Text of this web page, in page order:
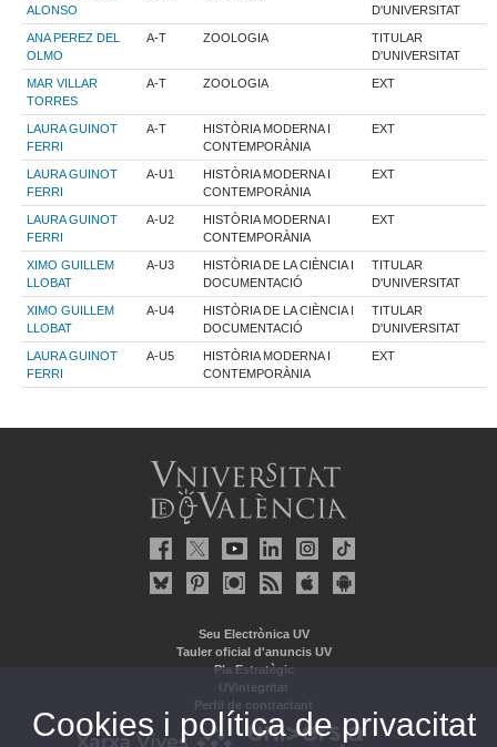
ALONSO
D'UNIVERSITAT
ANA PEREZ DEL
OLMO
A-T ZOOLOGIA
TITULAR
D'UNIVERSITAT
MAR VILLAR
TORRES
A-T ZOOLOGIA EXT
LAURA GUINOT
FERRI
A-T
HISTÒRIA MODERNA I
CONTEMPORÀNIA
EXT
LAURA GUINOT
FERRI
A-U1
HISTÒRIA MODERNA I
CONTEMPORÀNIA
EXT
LAURA GUINOT
FERRI
A-U2
HISTÒRIA MODERNA I
CONTEMPORÀNIA
EXT
XIMO GUILLEM
LLOBAT
A-U3
HISTÒRIA DE LA CIÈNCIA I
DOCUMENTACIÓ
TITULAR
D'UNIVERSITAT
XIMO GUILLEM
LLOBAT
A-U4
HISTÒRIA DE LA CIÈNCIA I
DOCUMENTACIÓ
TITULAR
D'UNIVERSITAT
LAURA GUINOT
FERRI
A-U5
HISTÒRIA MODERNA I
CONTEMPORÀNIA
EXT
Seu Electrònica UV
Tauler oficial d'anuncis UV
Pla Estratègic
UVintegritat
Perfil de contractant
Cookies i política de privacitat